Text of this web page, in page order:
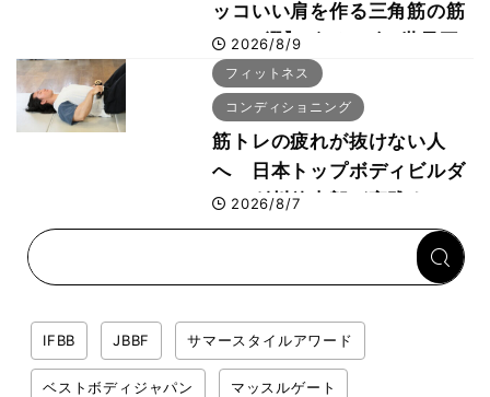
ッコいい肩を作る三角筋の筋
トレ6選】ボディビル世界王
者が解説！
2026/8/9
フィットネス
コンディショニング
筋トレの疲れが抜けない人
へ 日本トップボディビルダ
ー・刈川啓志郎が実践する
「回復習慣」
2026/8/7
IFBB JBBF サマースタイルアワード
ベストボディジャパン マッスルゲート